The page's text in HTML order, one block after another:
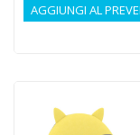
AGGIUNGI AL